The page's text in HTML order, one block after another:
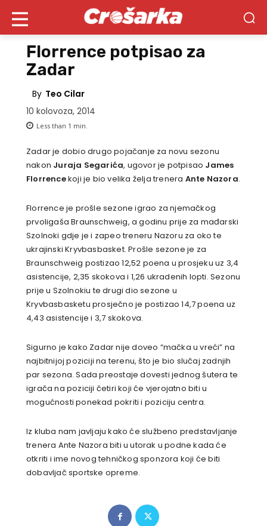
Florrence potpisao za
Zadar
By Teo Cilar
10 kolovoza, 2014
Less than 1 min.
Zadar je dobio drugo pojačanje za novu sezonu
nakon Juraja Segarića, ugovor je potpisao James
Florrencekoji je bio velika želja trenera Ante Nazora.
Florrence je prošle sezone igrao za njemačkog
prvoligaša Braunschweig, a godinu prije za mađarski
Szolnoki gdje je i zapeo treneru Nazoru za oko te
ukrajinski Kryvbasbasket. Prošle sezone je za
Braunschweig postizao 12,52 poena u prosjeku uz 3,4
asistencije, 2,35 skokova i 1,26 ukradenih lopti. Sezonu
prije u Szolnokiu te drugi dio sezone u
Kryvbasbasketu prosječno je postizao 14,7 poena uz
4,43 asistencije i 3,7 skokova.
Sigurno je kako Zadar nije doveo “mačka u vreći” na
najbitnijoj poziciji na terenu, što je bio slučaj zadnjih
par sezona. Sada preostaje dovesti jednog šutera te
igrača na poziciji četiri koji će vjerojatno biti u
mogućnosti ponekad pokriti i poziciju centra.
Iz kluba nam javljaju kako će službeno predstavljanje
trenera Ante Nazora biti u utorak u podne kada će
otkriti i ime novog tehničkog sponzora koji će biti
dobavljač sportske opreme.